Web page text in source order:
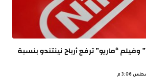
مبيعات “سويتش 2” وفيلم “ماريو” ترفع أرباح نينتندو بنسبة